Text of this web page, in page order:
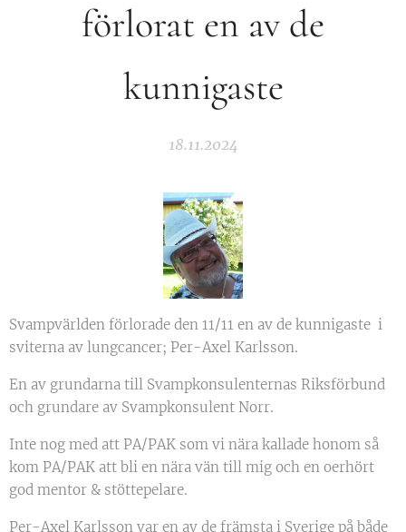
förlorat en av de
kunnigaste
18.11.2024
Svampvärlden förlorade den 11/11 en av de kunnigaste i
sviterna av lungcancer; Per-Axel Karlsson.
En av grundarna till Svampkonsulenternas Riksförbund
och grundare av Svampkonsulent Norr.
Inte nog med att PA/PAK som vi nära kallade honom så
kom PA/PAK att bli en nära vän till mig och en oerhört
god mentor & stöttepelare.
Per-Axel Karlsson var en av de främsta i Sverige på både